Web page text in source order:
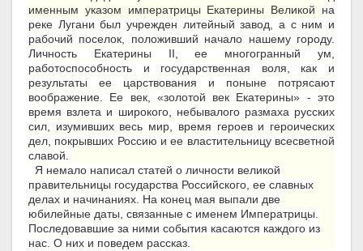
именным указом императрицы Екатерины Великой на
реке Лугани был учрежден литейный завод, а с ним и
рабочий поселок, положивший начало нашему городу.
Личность Екатерины II, ее многогранный ум,
работоспособность и государственная воля, как и
результаты ее царствования и поныне потрясают
воображение. Ее век, «золотой век Екатерины» - это
время взлета и широкого, небывалого размаха русских
сил, изумивших весь мир, время героев и героических
дел, покрывших Россию и ее властительницу всесветной
славой.
Я немало написал статей о личности великой
правительницы государства Российского, ее славных
делах и начинаниях. На конец мая выпали две
юбилейные даты, связанные с именем Императрицы.
Последовавшие за ними события касаются каждого из
нас. О них и поведем рассказ.